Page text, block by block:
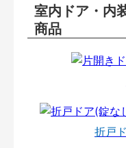
室内ドア・内
商品
折戸